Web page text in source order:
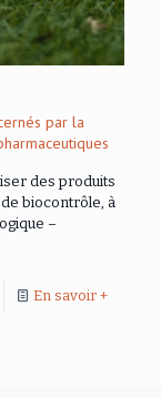
par la
des produits
biocontrôle, à
–
En savoir +